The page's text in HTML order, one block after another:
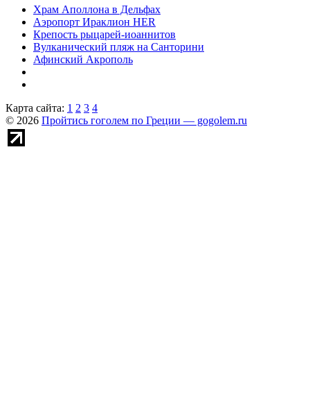
Храм Аполлона в Дельфах
Аэропорт Ираклион HER
Крепость рыцарей-иоаннитов
Вулканический пляж на Санторини
Афинский Акрополь
Карта сайта: 1 2 3 4
© 2026 Пройтись гоголем по Греции — gogolem.ru